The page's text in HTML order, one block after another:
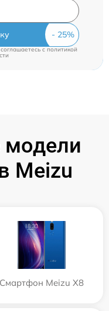
cполитикой
Meizu
Смартфон Meizu X8